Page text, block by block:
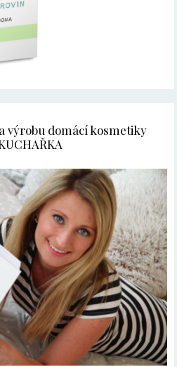
výrobu domácí kosmetiky